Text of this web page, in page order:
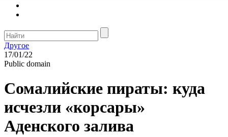
Другое
17/01/22
Public domain
Сомалийские пираты: куда
исчезли «корсары»
Аденского залива